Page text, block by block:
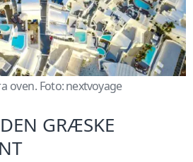
oven. Foto:nextvoyage
GRÆSKE